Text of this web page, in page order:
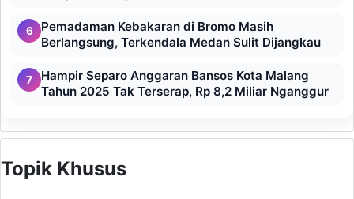
6
Pemadaman Kebakaran di Bromo Masih
Berlangsung, Terkendala Medan Sulit Dijangkau
7
Hampir Separo Anggaran Bansos Kota Malang
Tahun 2025 Tak Terserap, Rp 8,2 Miliar Nganggur
Topik Khusus